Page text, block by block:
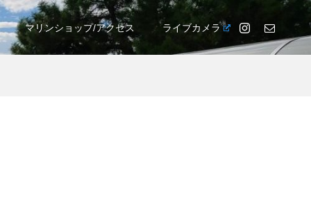
マリンショップ/アクセス ライブカメラ